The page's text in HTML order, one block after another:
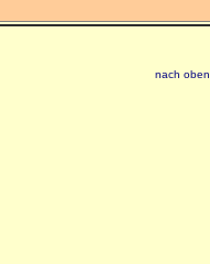
nach oben